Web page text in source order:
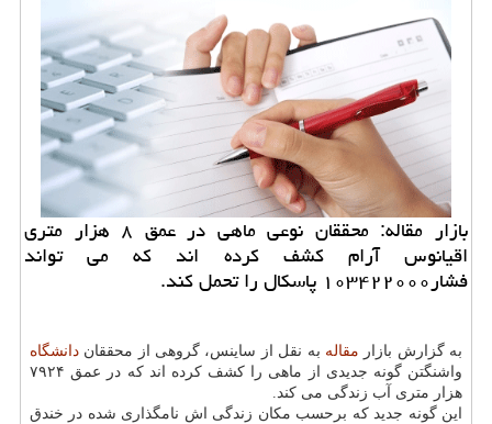
بازار مقاله: محققان نوعی ماهی در عمق ۸ هزار متری
اقیانوس آرام كشف كرده اند كه می تواند
فشار۱۰۳۴۲۲۰۰۰ پاسكال را تحمل كند.
به گزارش بازار مقاله به نقل از ساینس، گروهی از محققان دانشگاه
واشنگتن گونه جدیدی از ماهی را كشف كرده اند كه در عمق ۷۹۲۴
هزار متری آب زندگی می كند.
این گونه جدید كه برحسب مكان زندگی اش نامگذاری شده در خندق